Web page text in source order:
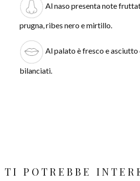
Al naso presenta note
prugna, ribes nero e mirtillo.
Al palato è fresco e asciutto
bilanciati.
TI POTREBBE